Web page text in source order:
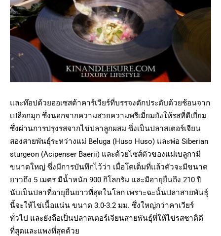
และท๊อปด้วยออเซสต้าคาร์เวียร์ที่บรรจงตักประดับด้วยช้อนจาก
เปลือกมุก ซึ่งนอกจากความสวยความพรีเมี่ยมยังให้รสที่ดีเยี่ยม
ซึ่งผ่านการปรุงรสจากไข่ปลาลูกผสม ซึ่งเป็นปลาสเตอร์เจียน
สองสายพันธุ์ระหว่างแม่ Beluga (Huso Huso) และพ่อ Siberian
sturgeon (Acipenser Baerii) และด้วยไซส์ตัวของแม่เบลูกามี
ขนาดใหญ่ ซึ่งมีการบันทึกไว้ว่า เมื่อโตเต็มที่แล้วตัวจะมีขนาด
ยาวถึง 5 เมตร มีน้ำหนัก 900 กิโลกรัม และมีอายุยืนถึง 210 ปี
นับเป็นปลาที่อายุยืนยาวที่สุดในโลก เพราะฉะนั้นปลาสายพันธุ์
นี้จะให้ไข่เนื้อแน่น ขนาด 3.0-3.2 มม. ซึ่งใหญ่กว่าคาเวียร์
ทั่วไป และยังถือเป็นปลาสเตอร์เจียนสายพันธุ์ที่ให้ไข่รสชาติดี
ที่สุดและแพงที่สุดด้วย